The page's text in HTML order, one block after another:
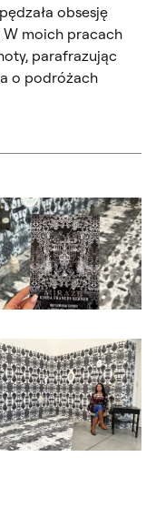
obsesję
W moich pracach
parafrazując
o podróżach